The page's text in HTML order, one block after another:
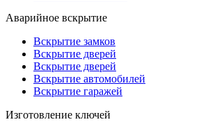
Аварийное вскрытие
Вскрытие замков
Вскрытие дверей
Вскрытие дверей
Вскрытие автомобилей
Вскрытие гаражей
Изготовление ключей